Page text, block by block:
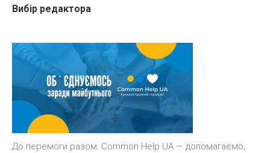
Вибір редактора
До перемоги разом: Common Help UA — допомагаємо,